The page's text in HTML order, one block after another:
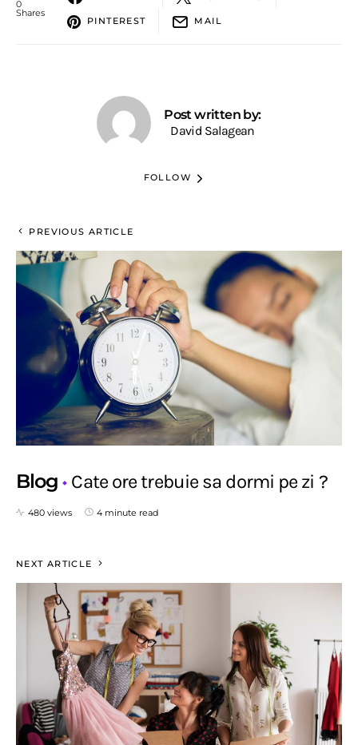
0
Shares
PINTEREST MAIL
Post written by:
David Salagean
FOLLOW
PREVIOUS ARTICLE
Blog Cate ore trebuie sa dormi pe zi ?
480 views 4 minute read
NEXT ARTICLE